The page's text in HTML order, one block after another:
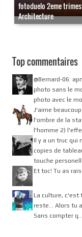
fotoduelo 2eme
Architecture
Top commentaires
@Bernard-06:
photo sans le
photo avec le
J'aime
l'ombre de la
l'homme 2)
Il y a un truc qui
copies de
touche
Et toc! Tu as
La culture, c'est
reste... Alors tu
Sans compter q...